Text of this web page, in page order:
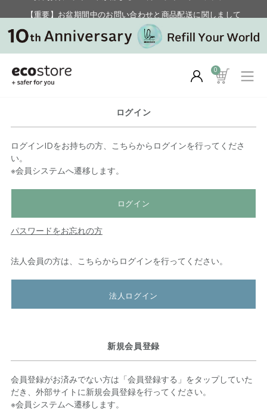
【重要】お盆期間中のお問い合わせと商品配送に関しまして
毎月お得にポイントが貯まる！ “月のポイントアップデー”
0
ログイン
ログインIDをお持ちの方、こちらからログインを行ってくださ
い。
※会員システムへ遷移します。
ログイン
パスワードをお忘れの方
法人会員の方は、こちらからログインを行ってください。
法人ログイン
新規会員登録
会員登録がお済みでない方は「会員登録する」をタップしていた
だき、外部サイトに新規会員登録を行ってください。
※会員システムへ遷移します。